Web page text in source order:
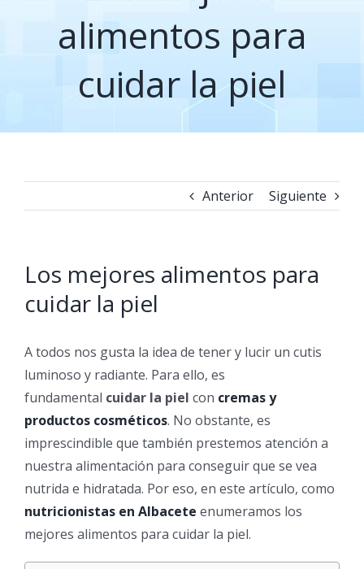
alimentos para
cuidar la piel
Anterior Siguiente
Los mejores alimentos para
cuidar la piel
A todos nos gusta la idea de tener y lucir un cutis
luminoso y radiante. Para ello, es
fundamental cuidar la piel con cremas y
productos cosméticos. No obstante, es
imprescindible que también prestemos atención a
nuestra alimentación para conseguir que se vea
nutrida e hidratada. Por eso, en este artículo, como
nutricionistas en Albacete enumeramos los
mejores alimentos para cuidar la piel.